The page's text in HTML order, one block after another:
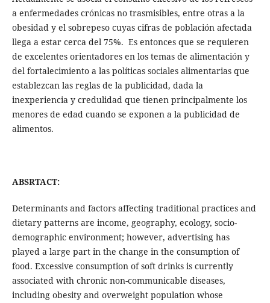
a enfermedades crónicas no trasmisibles, entre otras a la
obesidad y el sobrepeso cuyas cifras de población afectada
llega a estar cerca del 75%. Es entonces que se requieren
de excelentes orientadores en los temas de alimentación y
del fortalecimiento a las políticas sociales alimentarias que
establezcan las reglas de la publicidad, dada la
inexperiencia y credulidad que tienen principalmente los
menores de edad cuando se exponen a la publicidad de
alimentos.
ABSRTACT:
Determinants and factors affecting traditional practices and
dietary patterns are income, geography, ecology, socio-
demographic environment; however, advertising has
played a large part in the change in the consumption of
food. Excessive consumption of soft drinks is currently
associated with chronic non-communicable diseases,
including obesity and overweight population whose